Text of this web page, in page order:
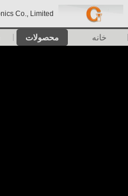
Co., Limited
خانه محصولات